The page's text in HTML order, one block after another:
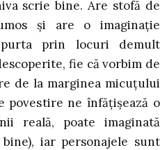
scrie bine. Are stofă de
și are o imaginație
prin locuri demult
fie că vorbim de
de la marginea micuțului
povestire ne înfățișează o
reală, poate imaginată
iar personajele sunt